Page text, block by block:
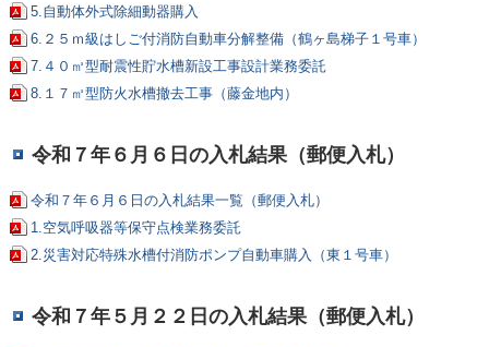
5.自動体外式除細動器購入
6.２５ｍ級はしご付消防自動車分解整備（鶴ヶ島梯子１号車）
7.４０㎥型耐震性貯水槽新設工事設計業務委託
8.１７㎥型防火水槽撤去工事（藤金地内）
令和７年６月６日の入札結果（郵便入札）
令和７年６月６日の入札結果一覧（郵便入札）
1.空気呼吸器等保守点検業務委託
2.災害対応特殊水槽付消防ポンプ自動車購入（東１号車）
令和７年５月２２日の入札結果（郵便入札）